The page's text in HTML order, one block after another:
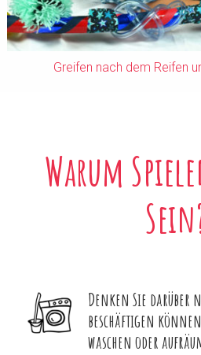
Greifen nach dem Reifen
Warum
Denken Sie darüber
beschäftigen
waschen oder